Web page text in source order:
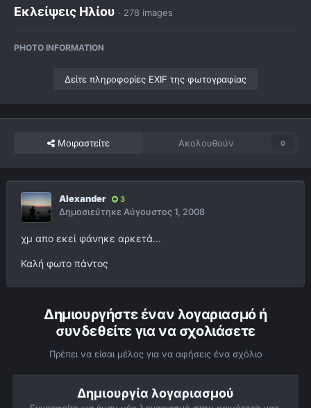
Εκλείψεις Ηλίου · 278 images
PHOTO INFORMATION
Δείτε πληροφορίες EXIF της φωτογραφίας
Μοιραστείτε Ακολουθούν 0
Alexander 3
ΔημοσιεύτηκεΑύγουστος 1, 2008
χμ απο εκεί φάνηκε αρκετά...
Καλή φωτο πάντος
Δημιουργήστε έναν λογαριασμό ή
συνδεθείτε για να σχολιάσετε
Πρέπει να είσαι μέλος για να αφήσεις ένα σχόλιο
Δημιουργία λογαριασμού